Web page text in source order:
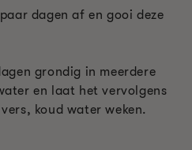
dagen af en gooi deze
grondig in meerdere
en laat het vervolgens
koud water weken.